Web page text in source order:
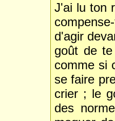
J'ai lu ton
d'agir
goût de
comme si
se faire
crier ; le
des